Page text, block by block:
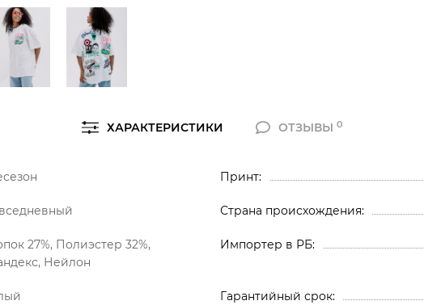
ХАРАКТЕРИСТИКИ ОТЗЫВЫ0
27%, Полиэстер 32%,
Нейлон
Принт
Страна происхождения
Импортер в РБ
Гарантийный срок